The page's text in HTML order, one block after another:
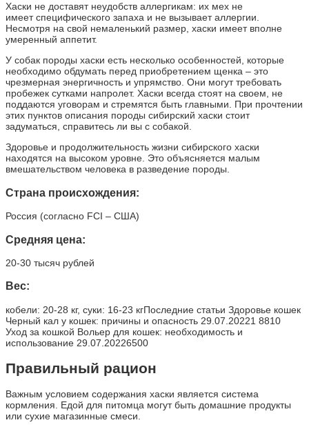
Хаски не доставят неудобств аллергикам: их мех не
имеет специфического запаха и не вызывает аллергии.
Несмотря на свой немаленький размер, хаски имеет вполне
умеренный аппетит.
У собак породы хаски есть несколько особенностей, которые
необходимо обдумать перед приобретением щенка – это
чрезмерная энергичность и упрямство. Они могут требовать
пробежек сутками напролет. Хаски всегда стоят на своем, не
поддаются уговорам и стремятся быть главными. При прочтении
этих пунктов описания породы сибирский хаски стоит
задуматься, справитесь ли вы с собакой.
Здоровье и продолжительность жизни сибирского хаски
находятся на высоком уровне. Это объясняется малым
вмешательством человека в разведение породы.
Страна происхождения:
Россия (согласно FCI – США)
Средняя цена:
20-30 тысяч рублей
Вес:
кобели: 20-28 кг, суки: 16-23 кгПоследние статьи Здоровье кошек
Черный кал у кошек: причины и опасность 29.07.20221 8810
Уход за кошкой Вольер для кошек: необходимость и
использование 29.07.20226500
Правильный рацион
Важным условием содержания хаски является система
кормления. Едой для питомца могут быть домашние продукты
или сухие магазинные смеси.